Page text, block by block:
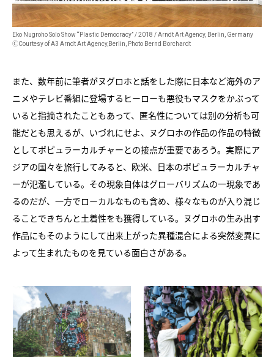
Eko Nugroho Solo Show “Plastic Democracy” / 2018 / Arndt Art Agency, Berlin, Germany
ⒸCourtesy of A3 Arndt Art Agency,Berlin, Photo Bernd Borchardt
また、数年前に筆者がヌグロホと話をした際に日本など海外のア
ニメやテレビ番組に登場するヒーローも悪役もマスクをかぶって
いると指摘されたこともあって、匿名性については別の分析も可
能だとも思えるが、いづれにせよ、ヌグロホの作品の作品の特徴
としてポピュラーカルチャーとの接点が重要であろう。実際にア
ジアの国々を旅行してみると、欧米、日本のポピュラーカルチャ
ーが氾濫している。その現象自体はグローバリズムの一現象であ
るのだが、一方でローカルなものも含め、様々なものが入り混じ
ることできちんと土着性をも獲得している。ヌグロホの生み出す
作品にもそのようにして出来上がった異種混合による突然変異に
よって生まれたものを見ている面白さがある。